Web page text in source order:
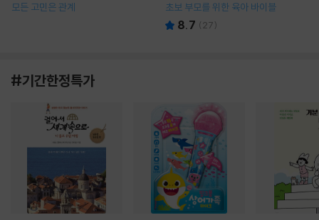
모든 고민은 관계 초보 부모를 위한 육아 바이블
8.7 ( 27)
#기간한정특가